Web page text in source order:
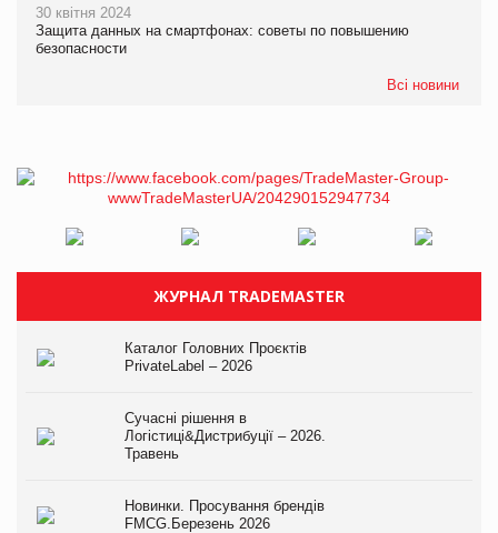
30 квітня 2024
Защита данных на смартфонах: советы по повышению
безопасности
Всі новини
ЖУРНАЛ TRADEMASTER
Каталог Головних Проєктів
PrivateLabel – 2026
Сучасні рішення в
Логістиці&Дистрибуції – 2026.
Травень
Новинки. Просування брендів
FMCG.Березень 2026